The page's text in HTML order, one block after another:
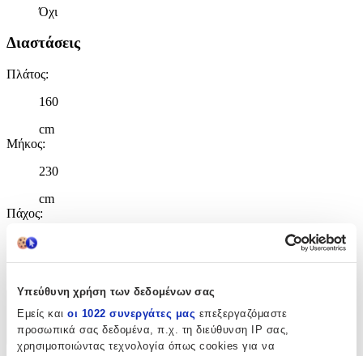
Υπεύθυνη χρήση των δεδομένων σας
Εμείς και οι 1022 συνεργάτες μας επεξεργαζόμαστε
προσωπικά σας δεδομένα, π.χ. τη διεύθυνση IP σας,
χρησιμοποιώντας τεχνολογία όπως cookies για να
Όχι
Διαστάσεις
Πλάτος:
160
cm
Μήκος:
230
cm
Πάχος:
Χαρακτηριστικά
+